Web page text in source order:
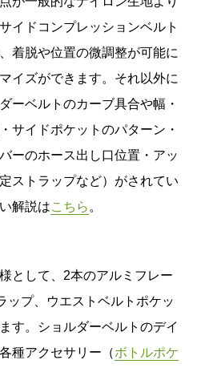
サイドコンプレッションベルト
着脱や位置の微調整が可能に
イズができます。それ以外に
ーベルトのカーブ具合や幅・
サイドポケットのパターン・
ーのホース出し口位置・アッ
ストラップなど）がされてい
解説はこちら 。
として、2本のアルミフレー
ップ、ウエストベルトポケッ
す。ショルダーベルトのデイ
種アクセサリー（ボトルポケ